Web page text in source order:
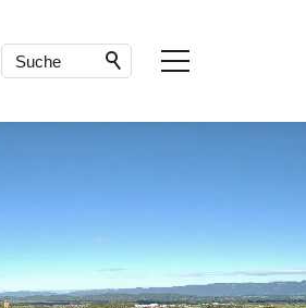
Abteilungen und Bereiche
Online-Formulare